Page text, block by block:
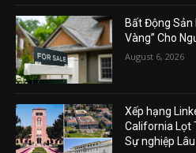
Bất Động Sản
Vàng” Cho
August 6, 2026
Xếp hạng
California Lọt
Sự nghiệp